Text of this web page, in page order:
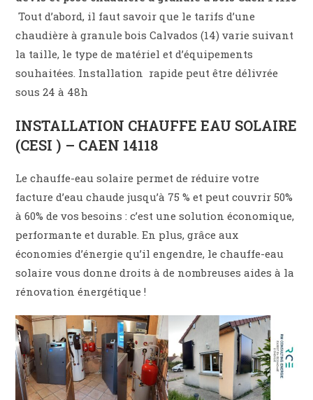
Tout d’abord, il faut savoir que le tarifs d’une
chaudière à granule bois Calvados (14) varie suivant
la taille, le type de matériel et d’équipements
souhaitées. Installation rapide peut être délivrée
sous 24 à 48h
INSTALLATION CHAUFFE EAU SOLAIRE
(CESI ) – CAEN 14118
Le chauffe-eau solaire permet de réduire votre
facture d’eau chaude jusqu’à 75 % et peut couvrir 50%
à 60% de vos besoins : c’est une solution économique,
performante et durable. En plus, grâce aux
économies d’énergie qu’il engendre, le chauffe-eau
solaire vous donne droits à de nombreuses aides à la
rénovation énergétique !